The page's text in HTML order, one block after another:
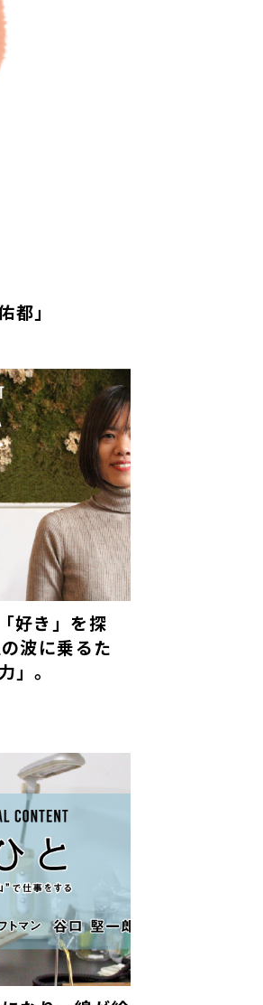
」
好き」を探
波に乗るた
」。